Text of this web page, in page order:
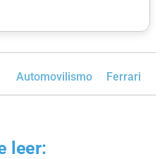
Automovilismo Ferrari
leer: